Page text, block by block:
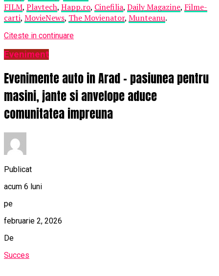
FILM, Playtech, Happ.ro, Cinefilia, Daily Magazine, Filme-
carti, MovieNews, The Movienator, Munteanu.
Citeste in continuare
Eveniment
Evenimente auto in Arad – pasiunea pentru
masini, jante si anvelope aduce
comunitatea impreuna
Publicat
acum 6 luni
pe
februarie 2, 2026
De
Succes